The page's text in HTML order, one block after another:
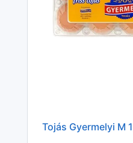
Tojás Gyermelyi M